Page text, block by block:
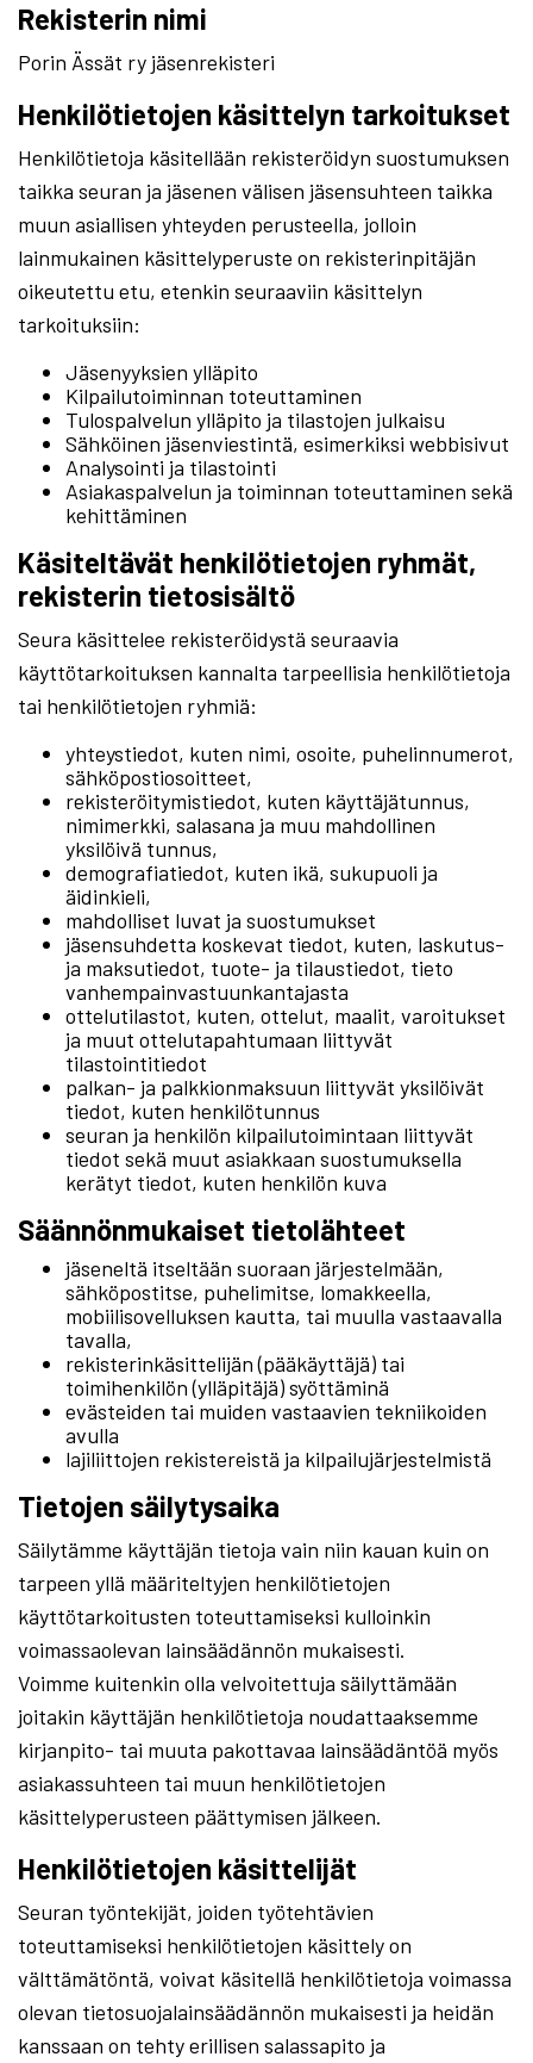
Rekisterin nimi
Porin Ässät ry jäsenrekisteri
Henkilötietojen käsittelyn tarkoitukset
Henkilötietoja käsitellään rekisteröidyn suostumuksen
taikka seuran ja jäsenen välisen jäsensuhteen taikka
muun asiallisen yhteyden perusteella, jolloin
lainmukainen käsittelyperuste on rekisterinpitäjän
oikeutettu etu, etenkin seuraaviin käsittelyn
tarkoituksiin:
Jäsenyyksien ylläpito
Kilpailutoiminnan toteuttaminen
Tulospalvelun ylläpito ja tilastojen julkaisu
Sähköinen jäsenviestintä, esimerkiksi webbisivut
Analysointi ja tilastointi
Asiakaspalvelun ja toiminnan toteuttaminen sekä
kehittäminen
Käsiteltävät henkilötietojen ryhmät,
rekisterin tietosisältö
Seura käsittelee rekisteröidystä seuraavia
käyttötarkoituksen kannalta tarpeellisia henkilötietoja
tai henkilötietojen ryhmiä:
yhteystiedot, kuten nimi, osoite, puhelinnumerot,
sähköpostiosoitteet,
rekisteröitymistiedot, kuten käyttäjätunnus,
nimimerkki, salasana ja muu mahdollinen
yksilöivä tunnus,
demografiatiedot, kuten ikä, sukupuoli ja
äidinkieli,
mahdolliset luvat ja suostumukset
jäsensuhdetta koskevat tiedot, kuten, laskutus-
ja maksutiedot, tuote- ja tilaustiedot, tieto
vanhempainvastuunkantajasta
ottelutilastot, kuten, ottelut, maalit, varoitukset
ja muut ottelutapahtumaan liittyvät
tilastointitiedot
palkan- ja palkkionmaksuun liittyvät yksilöivät
tiedot, kuten henkilötunnus
seuran ja henkilön kilpailutoimintaan liittyvät
tiedot sekä muut asiakkaan suostumuksella
kerätyt tiedot, kuten henkilön kuva
Säännönmukaiset tietolähteet
jäseneltä itseltään suoraan järjestelmään,
sähköpostitse, puhelimitse, lomakkeella,
mobiilisovelluksen kautta, tai muulla vastaavalla
tavalla,
rekisterinkäsittelijän (pääkäyttäjä) tai
toimihenkilön (ylläpitäjä) syöttäminä
evästeiden tai muiden vastaavien tekniikoiden
avulla
lajiliittojen rekistereistä ja kilpailujärjestelmistä
Tietojen säilytysaika
Säilytämme käyttäjän tietoja vain niin kauan kuin on
tarpeen yllä määriteltyjen henkilötietojen
käyttötarkoitusten toteuttamiseksi kulloinkin
voimassaolevan lainsäädännön mukaisesti.
Voimme kuitenkin olla velvoitettuja säilyttämään
joitakin käyttäjän henkilötietoja noudattaaksemme
kirjanpito- tai muuta pakottavaa lainsäädäntöä myös
asiakassuhteen tai muun henkilötietojen
käsittelyperusteen päättymisen jälkeen.
Henkilötietojen käsittelijät
Seuran työntekijät, joiden työtehtävien
toteuttamiseksi henkilötietojen käsittely on
välttämätöntä, voivat käsitellä henkilötietoja voimassa
olevan tietosuojalainsäädännön mukaisesti ja heidän
kanssaan on tehty erillisen salassapito ja